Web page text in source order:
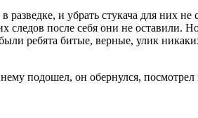
и убрать стукача для них
после себя они не оставили.
ребята битые, верные, улик
подошел, он обернулся, посмотрел